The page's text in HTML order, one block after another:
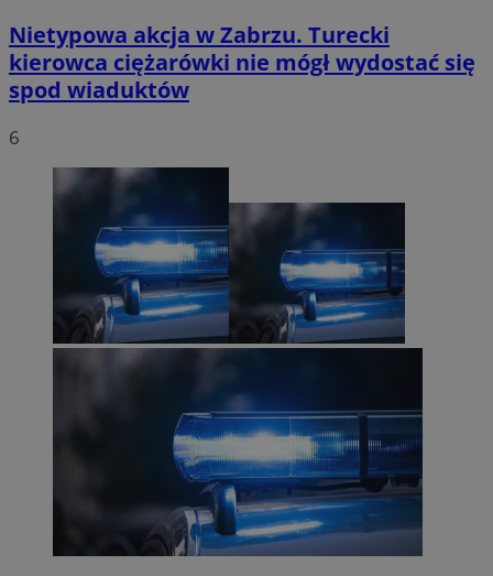
Nietypowa akcja w Zabrzu. Turecki
kierowca ciężarówki nie mógł wydostać się
spod wiaduktów
6